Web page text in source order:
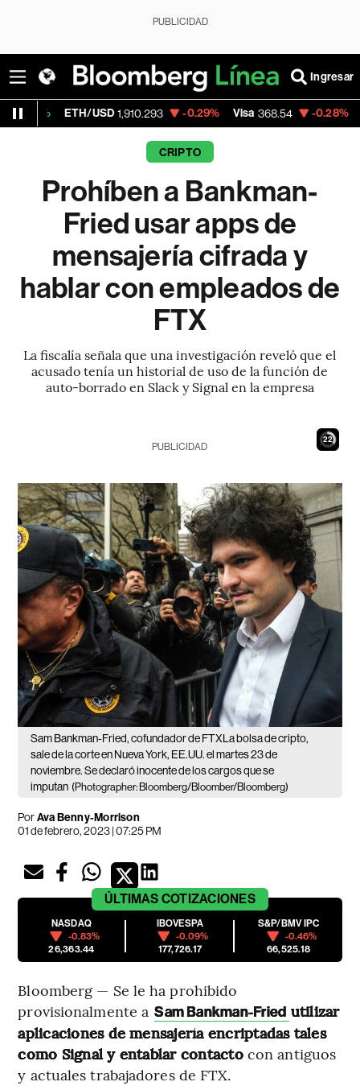
PUBLICIDAD
Ingresar
1,910.293 -0.29% Visa 368.54 -0.28%
CRIPTO
Prohíben a Bankman-
Fried usar apps de
mensajería cifrada y
hablar con empleados de
FTX
La fiscalía señala que una investigación reveló que el
acusado tenía un historial de uso de la función de
auto-borrado en Slack y Signal en la empresa
21
PUBLICIDAD
Sam Bankman-Fried, cofundador de FTXLa bolsa de cripto,
sale de la corte en Nueva York, EE.UU. el martes 23 de
noviembre. Se declaró inocente de los cargos que se
imputan (Photographer: Bloomberg/Bloomber/Bloomberg)
PorAva Benny-Morrison
01 de febrero, 2023 | 07:25 PM
ÚLTIMAS COTIZACIONES
NASDAQ
-0.83%
26,363.44
IBOVESPA
-0.09%
177,726.17
S&P/BMV IPC
-0.46%
66,525.18
Bloomberg — Se le ha prohibido
provisionalmente a Sam Bankman-Fried utilizar
aplicaciones de mensajería encriptadas tales
como Signal y entablar contactocon antiguos
y actuales trabajadores de FTX.